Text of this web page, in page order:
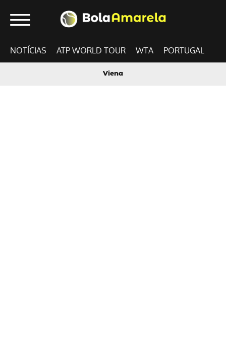
NOTÍCIAS ATP WORLD TOUR WTA PORTUGAL
Viena